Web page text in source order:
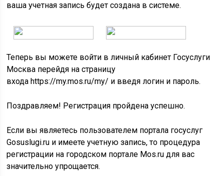
ваша учетная запись будет создана в системе.
Теперь вы можете войти в личный кабинет Госуслуги
Москва перейдя на страницу
входа https://my.mos.ru/my/ и введя логин и пароль.
Поздравляем! Регистрация пройдена успешно.
Если вы являетесь пользователем портала госуслуг
Gosuslugi.ru и имеете учетную запись, то процедура
регистрации на городском портале Mos.ru для вас
значительно упрощается.